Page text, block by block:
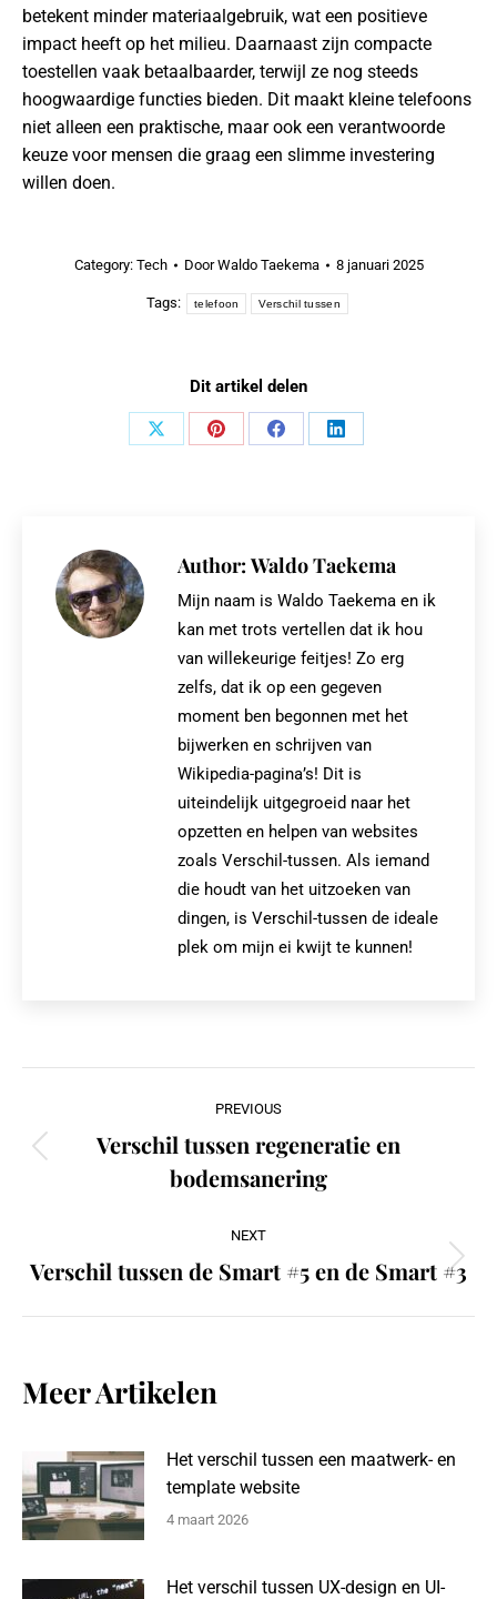
betekent minder materiaalgebruik, wat een positieve
impact heeft op het milieu. Daarnaast zijn compacte
toestellen vaak betaalbaarder, terwijl ze nog steeds
hoogwaardige functies bieden. Dit maakt kleine telefoons
niet alleen een praktische, maar ook een verantwoorde
keuze voor mensen die graag een slimme investering
willen doen.
Category: Tech DoorWaldo Taekema 8 januari 2025
Tags: telefoon Verschil tussen
Dit artikel delen
Share
Share
Share
Share
Author: Waldo Taekema
Mijn naam is Waldo Taekema en ik
kan met trots vertellen dat ik hou
van willekeurige feitjes! Zo erg
zelfs, dat ik op een gegeven
moment ben begonnen met het
bijwerken en schrijven van
Wikipedia-pagina’s! Dit is
uiteindelijk uitgegroeid naar het
opzetten en helpen van websites
zoals Verschil-tussen. Als iemand
die houdt van het uitzoeken van
dingen, is Verschil-tussen de ideale
plek om mijn ei kwijt te kunnen!
navigation
PREVIOUS
Previous
post:
Verschil tussen regeneratie en
bodemsanering
NEXT
Next
Verschil tussen de Smart #5 en de Smart #3
Meer Artikelen
Het verschil tussen een maatwerk- en
template website
4 maart 2026
Het verschil tussen UX-design en UI-